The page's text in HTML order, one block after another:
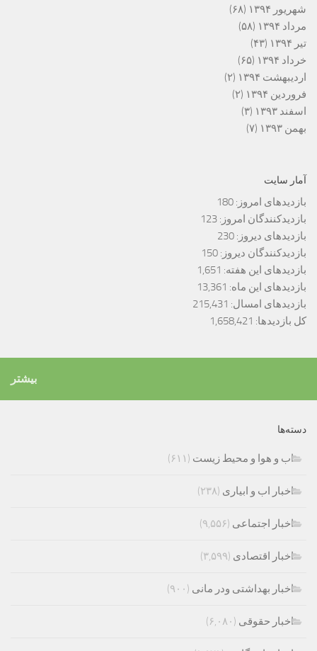
شهریور ۱۳۹۴
(۶۸)
مرداد ۱۳۹۴
(۵۸)
تیر ۱۳۹۴
(۴۳)
خرداد ۱۳۹۴
(۶۵)
اردیبهشت ۱۳۹۴
(۲)
فروردین ۱۳۹۴
(۲)
اسفند ۱۳۹۳
(۳)
بهمن ۱۳۹۳
(۷)
آمار سایت
بازدیدهای امروز: 180
بازدیدکنندگان امروز: 123
بازدیدهای دیروز: 230
بازدیدکنندگان دیروز: 150
بازدیدهای این هفته: 1,651
بازدیدهای این ماه: 13,361
بازدیدهای امسال: 215,431
کل بازدیدها: 1,658,421
بیشتر
دسته‌ها
اب و هوا و محیط زیست (۶۱۱)
اخبار اب و ابیاری (۲۳۸)
اخبار اجتماعی (۹,۵۵۶)
اخبار اقتصادی (۳,۵۹۹)
اخبار بهداشتی ودر مانی (۹۰۰)
اخبار حقوقی (۶,۰۸۰)